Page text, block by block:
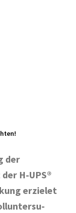
der
H‑UPS®
erzielet